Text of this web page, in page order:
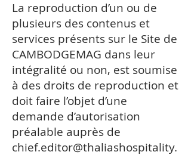
La reproduction d’un ou de
plusieurs des contenus et
services présents sur le Site de
CAMBODGEMAG dans leur
intégralité ou non, est soumise
à des droits de reproduction et
doit faire l’objet d’une
demande d’autorisation
préalable auprès de
chief.editor@thaliashospitality.